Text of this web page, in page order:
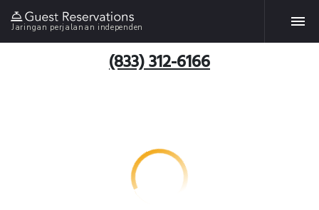
Jaringan perjalanan independen
(833) 312-6166